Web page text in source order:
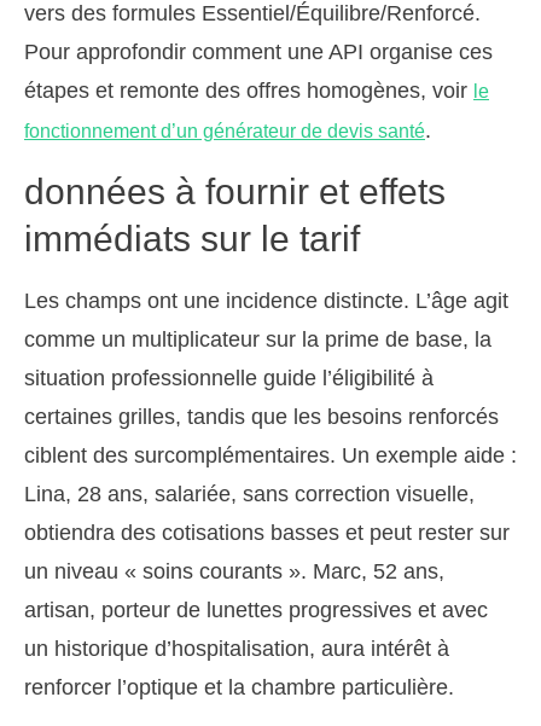
vers des formules Essentiel/Équilibre/Renforcé.
Pour approfondir comment une API organise ces
étapes et remonte des offres homogènes, voir le
fonctionnement d’un générateur de devis santé.
données à fournir et effets
immédiats sur le tarif
Les champs ont une incidence distincte. L’âge agit
comme un multiplicateur sur la prime de base, la
situation professionnelle guide l’éligibilité à
certaines grilles, tandis que les besoins renforcés
ciblent des surcomplémentaires. Un exemple aide :
Lina, 28 ans, salariée, sans correction visuelle,
obtiendra des cotisations basses et peut rester sur
un niveau « soins courants ». Marc, 52 ans,
artisan, porteur de lunettes progressives et avec
un historique d’hospitalisation, aura intérêt à
renforcer l’optique et la chambre particulière.